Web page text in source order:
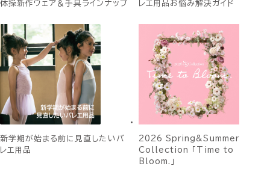
体操新作ウェア＆手具ラインナップ レエ用品お悩み解決ガイド
新学期が始まる前に見直したいバ
レエ用品
2026 Spring&Summer
Collection 「Time to
Bloom.」